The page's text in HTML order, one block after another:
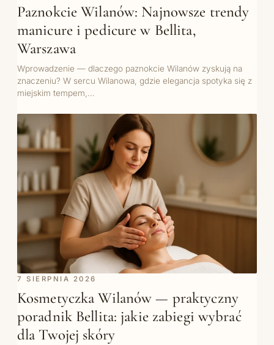
Paznokcie Wilanów: Najnowsze trendy
manicure i pedicure w Bellita,
Warszawa
Wprowadzenie — dlaczego paznokcie Wilanów zyskują na
znaczeniu? W sercu Wilanowa, gdzie elegancja spotyka się z
miejskim tempem,…
7 SIERPNIA 2026
Kosmetyczka Wilanów — praktyczny
poradnik Bellita: jakie zabiegi wybrać
dla Twojej skóry